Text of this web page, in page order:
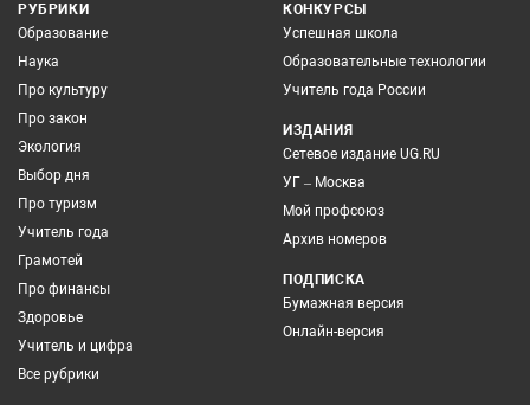
РУБРИКИ
Образование
Наука
Про культуру
Про закон
Экология
Выбор дня
Про туризм
Учитель года
Грамотей
Про финансы
Здоровье
Учитель и цифра
Все рубрики
КОНКУРСЫ
Успешная школа
Образовательные технологии
Учитель года России
ИЗДАНИЯ
Сетевое издание UG.RU
УГ – Москва
Мой профсоюз
Архив номеров
ПОДПИСКА
Бумажная версия
Онлайн-версия